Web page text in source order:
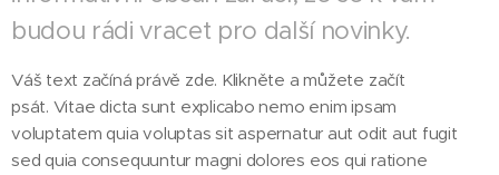
budou rádi vracet pro další novinky.
Váš text začíná právě zde. Klikněte a můžete začít
psát. Vitae dicta sunt explicabo nemo enim ipsam
voluptatem quia voluptas sit aspernatur aut odit aut fugit
sed quia consequuntur magni dolores eos qui ratione